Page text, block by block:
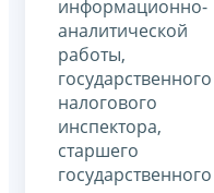
информационно-
аналитической
работы,
государственного
налогового
инспектора,
старшего
государственного